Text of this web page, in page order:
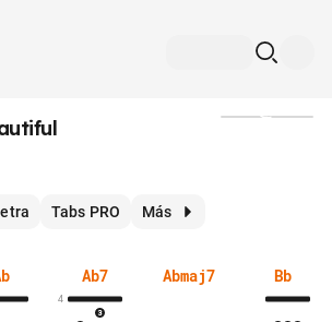
Tabs PRO Más
Ab7
4
Abmaj7 Bb